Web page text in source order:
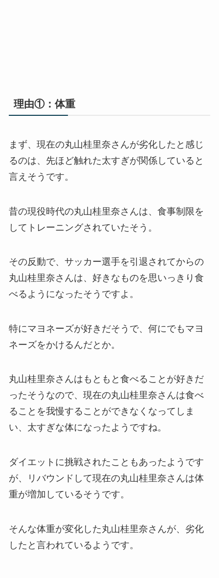
理由①：体重
まず、現在の丸山桂里奈さんが劣化したと感じ
るのは、先ほど触れた太すぎが関係していると
言えそうです。
昔の現役時代の丸山桂里奈さんは、食事制限を
してトレーニングされていたそう。
その反動で、サッカー選手を引退されてからの
丸山桂里奈さんは、好きなものを思いっきり食
べるようになったそうですよ。
特にマヨネーズが好きだそうで、何にでもマヨ
ネーズをかけるんだとか。
丸山桂里奈さんはもともと食べることが好きだ
ったそうなので、現在の丸山桂里奈さんは食べ
ることを我慢することができなくなってしま
い、太すぎな体になったようですね。
ダイエットに挑戦されたこともあったようです
が、リバウンドして現在の丸山桂里奈さんは体
重が増加しているそうです。
そんな体重が変化した丸山桂里奈さんが、劣化
したと言われているようです。